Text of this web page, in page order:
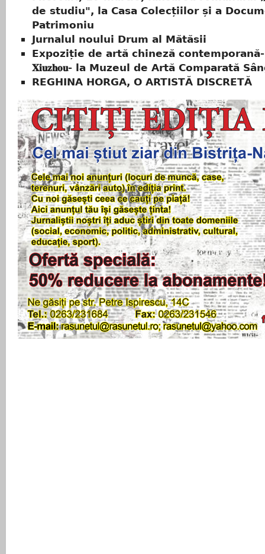
de studiu", la Casa Colecțiilor și a
Patrimoniu
Jurnalul noului Drum al Mătăsii
Expoziție de artă chineză contemporană-
𝐗𝐢𝐮𝐳𝐡𝐨𝐮- la Muzeul de Artă Comparată
REGHINA HORGA, O ARTISTĂ DISCRETĂ